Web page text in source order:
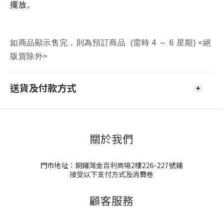
擺放。
如商品顯示售完，則為預訂商品 (需時 4 ～ 6 星期) <絕
版貨除外>
送貨及付款方式
關於我們
門市地址：銅鑼灣金百利商場2樓226-227號鋪
接受以下支付方式及消費卷
顧客服務